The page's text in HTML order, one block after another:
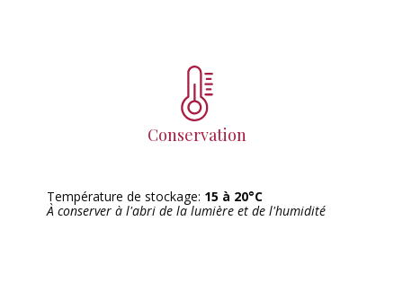
Conservation
Température de stockage: 15 à 20°C
À conserver à l'abri de la lumière et de l'humidité